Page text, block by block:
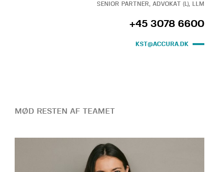
SENIOR PARTNER, ADVOKAT (L), LLM
+45 3078 6600
KST@ACCURA.DK
MØD RESTEN AF TEAMET